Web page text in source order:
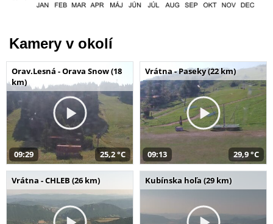
Kamery v okolí
Orav.Lesná - Orava Snow (18
km)
09:29 25,2 °C
Vrátna - Paseky (22 km)
09:13 29,9 °C
Vrátna - CHLEB (26 km) Kubínska hoľa (29 km)